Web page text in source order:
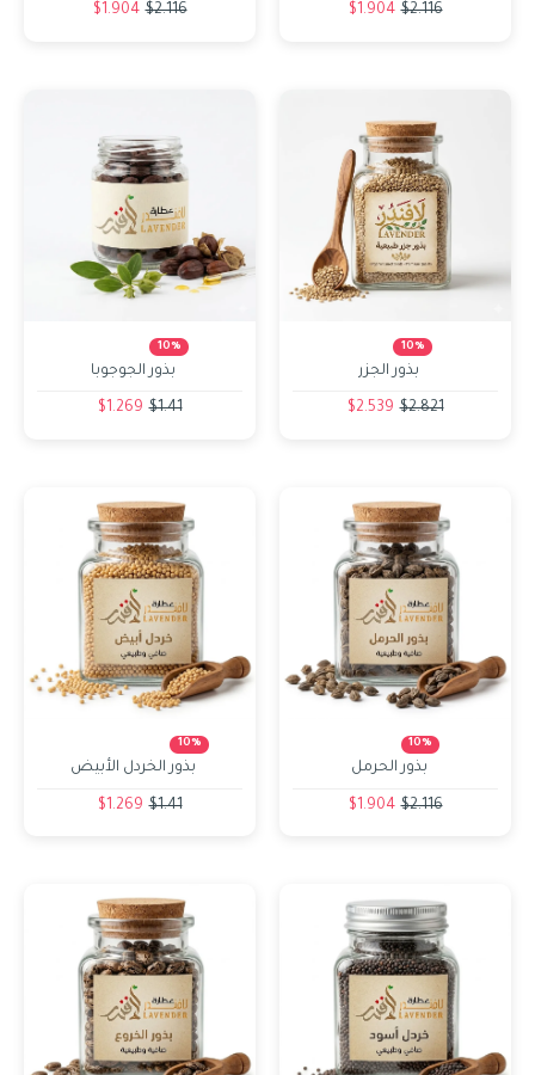
$2.116
$1.904
$2.116
$1.904
10%
بذور الجزر
$2.821
$2.539
10%
بذور الجوجوبا
$1.41
$1.269
10%
بذور الحرمل
$2.116
$1.904
10%
بذور الخردل الأبيض
$1.41
$1.269